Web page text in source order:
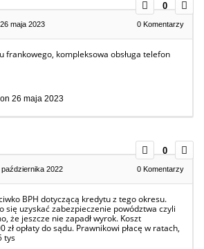
0
maja 2023 0 Komentarzy
frankowego, kompleksowa obsługa telefon
26 maja 2023
0
2022 0 Komentarzy
BPH dotyczącą kredytu z tego okresu.
się uzyskać zabezpieczenie powództwa czyli
że jeszcze nie zapadł wyrok. Koszt
zł opłaty do sądu. Prawnikowi płacę w ratach,
tys